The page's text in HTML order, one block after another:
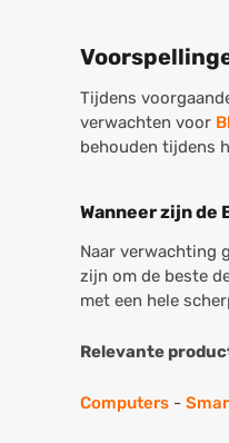
Tijdens
verwachten voor
behouden tijdens
Wanneer zijn de
Naar verwachting
zijn om de beste
met een hele
Relevante
Computers -